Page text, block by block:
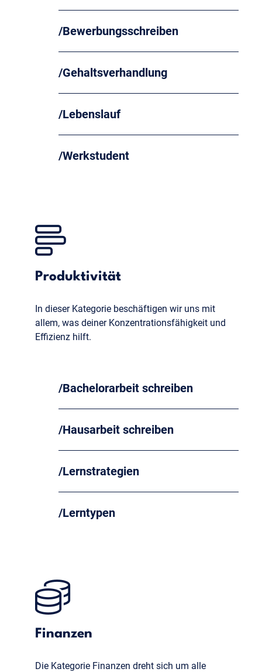
Bewerbungsschreiben
Gehaltsverhandlung
Lebenslauf
Werkstudent
Produktivität
In dieser Kategorie beschäftigen wir uns mit
allem, was deiner Konzentrationsfähigkeit und
Effizienz hilft.
Bachelorarbeit schreiben
Hausarbeit schreiben
Lernstrategien
Lerntypen
Finanzen
Die Kategorie Finanzen dreht sich um alle